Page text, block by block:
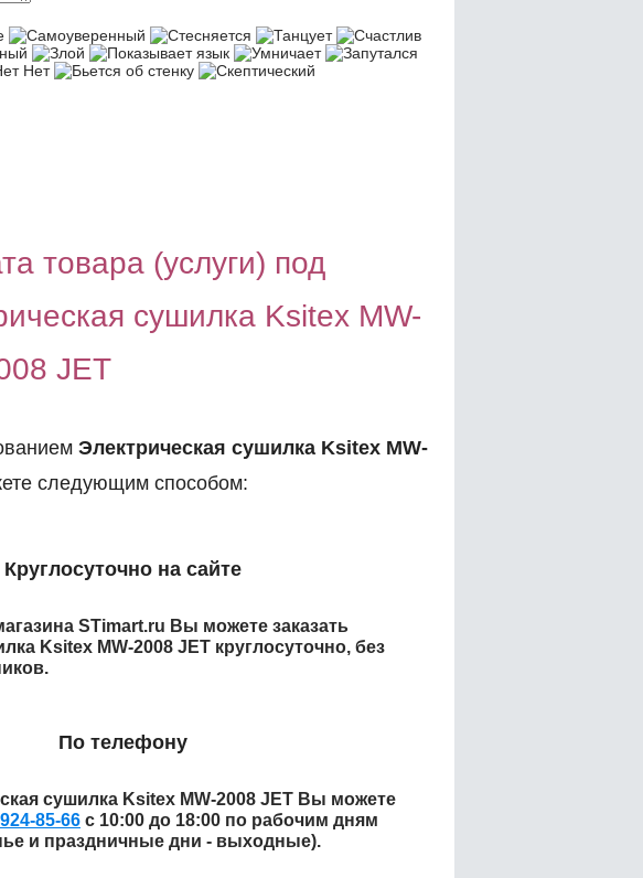
товара (услуги) под
сушилка Ksitex MW-
JET
Электрическая сушилка Ksitex MW-
следующим способом:
Круглосуточно на сайте
STimart.ru Вы можете заказать
Ksitex MW-2008 JET круглосуточно, без
По телефону
сушилка Ksitex MW-2008 JET Вы можете
85-66 с 10:00 до 18:00 по рабочим дням
и праздничные дни - выходные).